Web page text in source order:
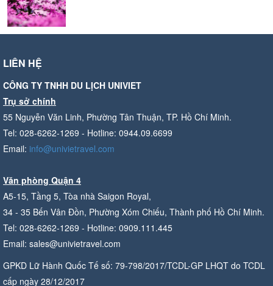
LIÊN HỆ
CÔNG TY TNHH DU LỊCH UNIVIET
Trụ sở chính
55 Nguyễn Văn Linh, Phường Tân Thuận, TP. Hồ Chí Minh.
Tel: 028-6262-1269 - Hotline: 0944.09.6699
Email: info@univietravel.com
Văn phòng Quận 4
A5-15, Tầng 5, Tòa nhà Saigon Royal,
34 - 35 Bến Vân Đồn, Phường Xóm Chiếu, Thành phố Hồ Chí Minh.
Tel: 028-6262-1269 - Hotline: 0909.111.445
Email: sales@univietravel.com
GPKD Lữ Hành Quốc Tế số: 79-798/2017/TCDL-GP LHQT do TCDL
cấp ngày 28/12/2017